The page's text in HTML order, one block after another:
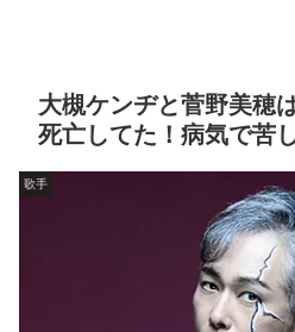
大槻ケンヂと菅野美穂
死亡してた！病気で苦
歌手